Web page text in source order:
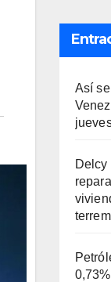
Así